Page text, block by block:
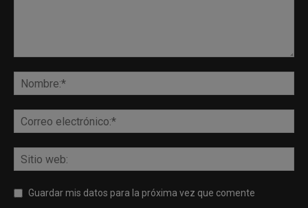
Guardar mis datos para la próxima vez que comente